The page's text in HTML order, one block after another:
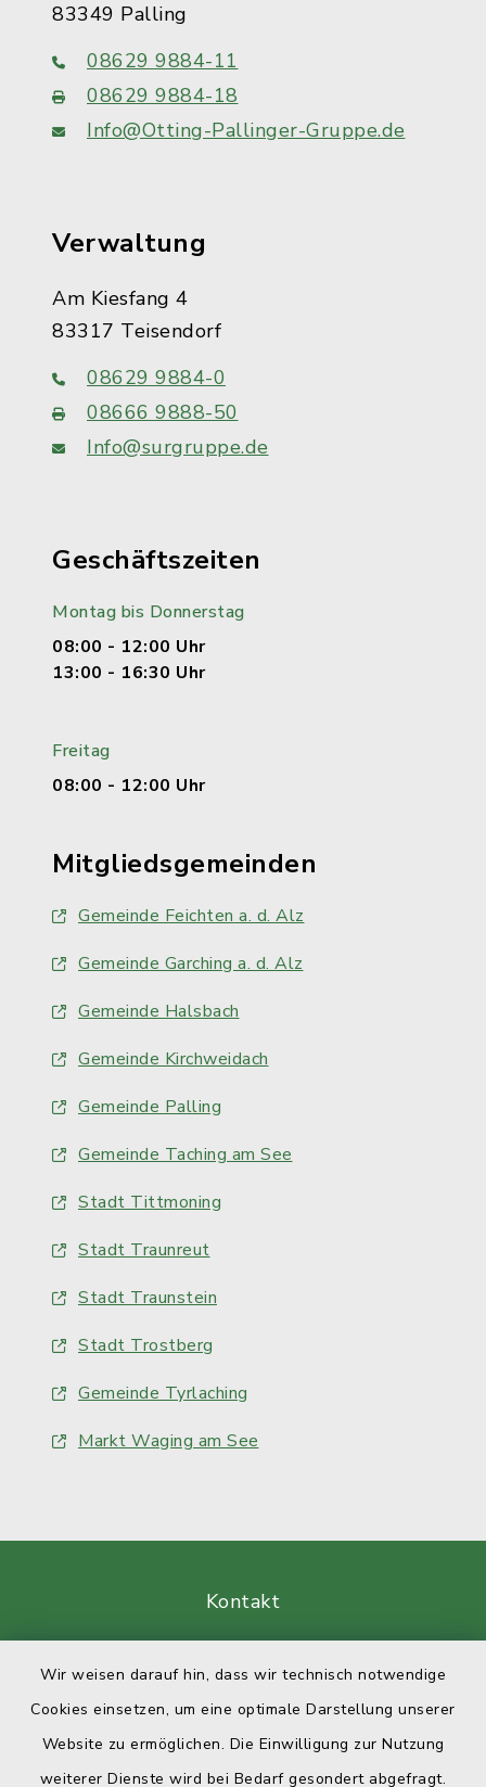
Wir weisen darauf hin, dass wir technisch notwendige
Cookies einsetzen, um eine optimale Darstellung unserer
Website zu ermöglichen. Die Einwilligung zur Nutzung
weiterer Dienste wird bei Bedarf gesondert abgefragt.
83349 Palling
08629 9884-11
08629 9884-18
Info@Otting-Pallinger-Gruppe.de
Verwaltung
Am Kiesfang 4
83317 Teisendorf
08629 9884-0
08666 9888-50
Info@surgruppe.de
Geschäftszeiten
Montag bis Donnerstag
08:00 - 12:00 Uhr
13:00 - 16:30 Uhr
Freitag
08:00 - 12:00 Uhr
Mitgliedsgemeinden
Gemeinde Feichten a. d. Alz
Gemeinde Garching a. d. Alz
Gemeinde Halsbach
Gemeinde Kirchweidach
Gemeinde Palling
Gemeinde Taching am See
Stadt Tittmoning
Stadt Traunreut
Stadt Traunstein
Stadt Trostberg
Gemeinde Tyrlaching
Markt Waging am See
Kontakt
Datenschutz
Impressum